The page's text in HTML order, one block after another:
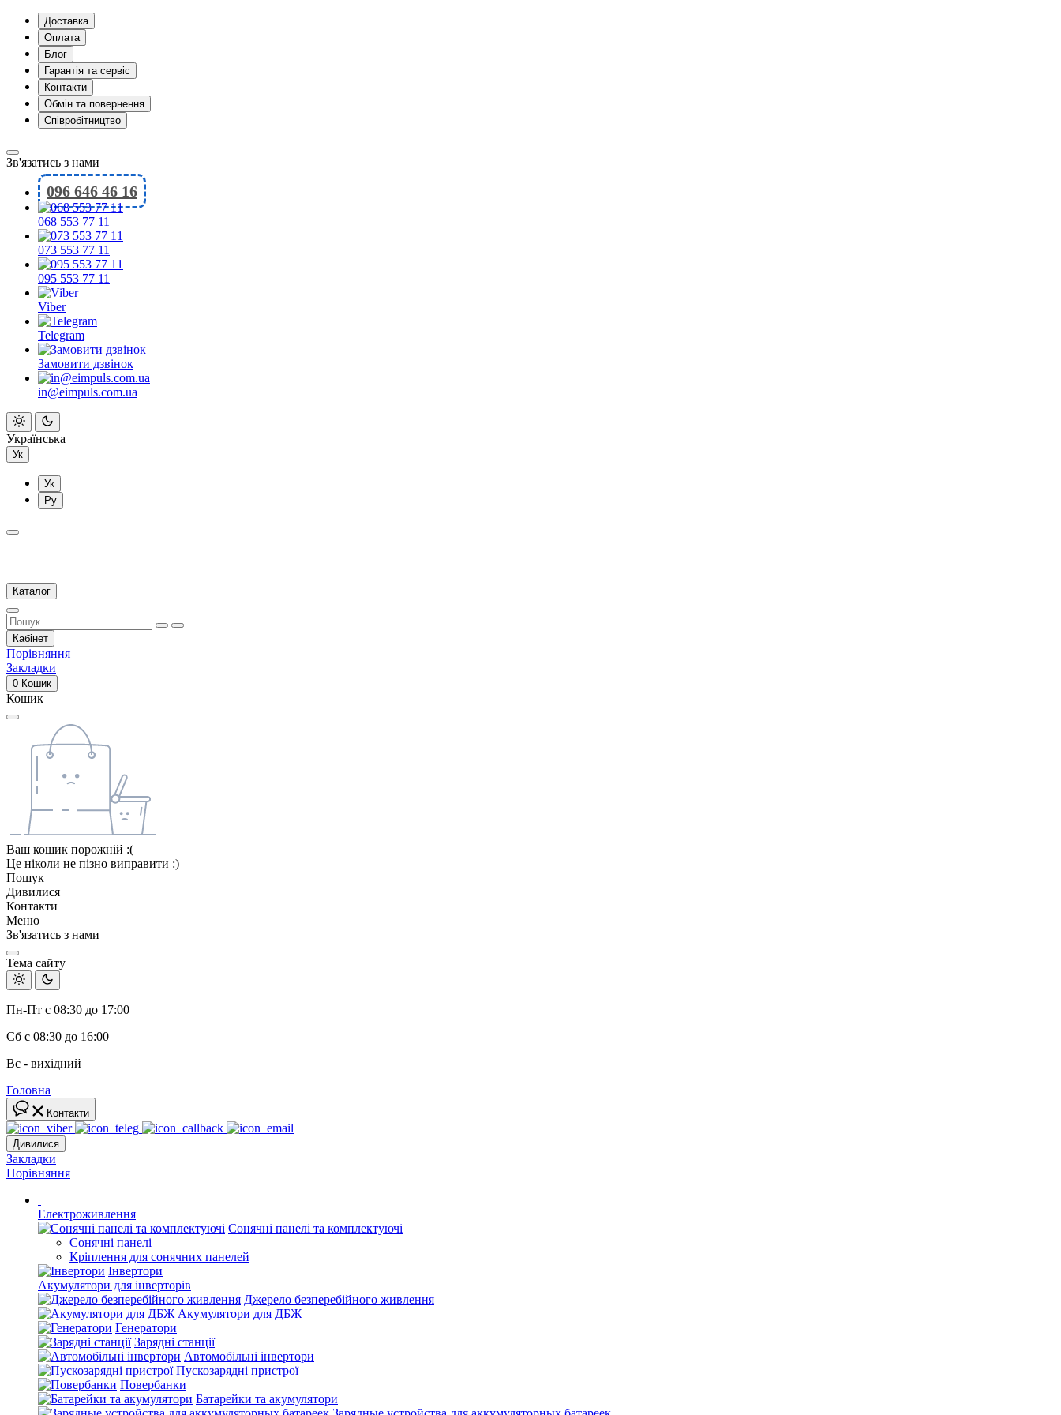
Доставка
Оплата
Блог
Гарантія та сервіс
Контакти
Обмін та повернення
Співробітництво
Зв'язатись з нами
096 646 46 16
068 553 77 11
073 553 77 11
095 553 77 11
Viber
Telegram
Замовити дзвінок
in@eimpuls.com.ua
Українська
Ук
Ук
Ру
Каталог
Кабінет
Порівняння
Закладки
0 Кошик
Кошик
Ваш кошик порожній :(
Це ніколи не пізно виправити :)
Пошук
Дивилися
Контакти
Меню
Зв'язатись з нами
Тема сайту
Пн-Пт с 08:30 до 17:00
Сб с 08:30 до 16:00
Вс - вихідний
Головна
Контакти
Дивилися
Закладки
Порівняння
Електроживлення
Сонячні панелі та комплектуючі
Сонячні панелі
Кріплення для сонячних панелей
Інвертори
Акумулятори для інверторів
Джерело безперебійного живлення
Акумулятори для ДБЖ
Генератори
Зарядні станції
Автомобільні інвертори
Пускозарядні пристрої
Повербанки
Батарейки та акумулятори